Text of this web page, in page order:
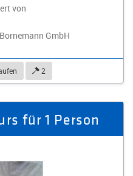
von
GmbH
2
für 1 Person